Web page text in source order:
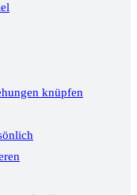
knüpfen